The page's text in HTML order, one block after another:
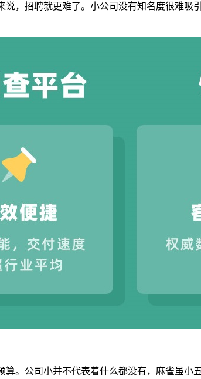
，招聘就更难了。小公司没有知名度很难
。公司小并不代表着什么都没有，麻雀虽